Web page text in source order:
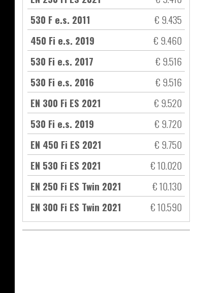
530 F e.s. 2011
€ 9.435
450 Fi e.s. 2019
€ 9.460
530 Fi e.s. 2017
€ 9.516
530 Fi e.s. 2016
€ 9.516
EN 300 Fi ES 2021
€ 9.520
530 Fi e.s. 2019
€ 9.720
EN 450 Fi ES 2021
€ 9.750
EN 530 Fi ES 2021
€ 10.020
EN 250 Fi ES Twin 2021
€ 10.130
EN 300 Fi ES Twin 2021
€ 10.590